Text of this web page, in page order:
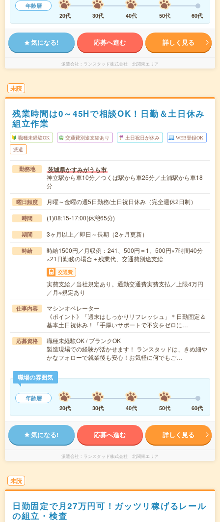
年齢層
20代
30代 40代 50代 60代
気になる! 応募へ進む 詳しく見る
派遣会社 ランスタッド株式会社 北関東エリア
未読
残業時間は0～45Hで相談OK！日勤＆土日休み
組立作業
職種未経験OK 交通費別途支給あり 土日祝日が休み WEB登録OK
派遣
勤務地 茨城県かすみがうら市
神立駅から車10分／つくば駅から車25分／土浦駅から車18
分
曜日頻度 月曜～金曜の週5日勤務/土日祝日休み（完全週休2日制）
時間 (1)08:15-17:00(休憩65分)
期間 3ヶ月以上／即日～長期（2ヶ月更新）
時給
時給1500円／月収例：241、500円＝1、500円×7時間40分
×21日勤務の場合＋残業代、交通費別途支給
交通費
実費支給／当社規定あり。通勤交通費実費支払／上限4万円
／月※規定あり
仕事内容
マシンオペレーター
《ポイント》「週末はしっかりリフレッシュ」＊日勤固定＆
基本土日祝休み！「手厚いサポートで不安をゼロに…
応募資格
職種未経験OK / ブランクOK
製造現場での経験が活かせます！ ランスタッドは、きめ細や
かなフォローで就業後も安心！お気軽に何でもご…
職場の雰囲気
年齢層
20代
30代 40代 50代 60代
気になる! 応募へ進む 詳しく見る
派遣会社 ランスタッド株式会社 北関東エリア
未読
日勤固定で月27万円可！ガッツリ稼げるレール
の組立・検査